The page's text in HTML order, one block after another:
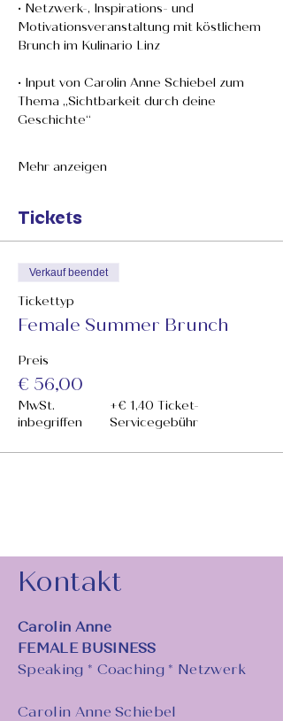
• Netzwerk-, Inspirations- und
Motivationsveranstaltung mit köstlichem
Brunch im Kulinario Linz
• Input von Carolin Anne Schiebel zum
Thema „Sichtbarkeit durch deine
Geschichte“
Mehr anzeigen
Tickets
Verkauf beendet
Tickettyp
Female Summer Brunch
Preis
€ 56,00
MwSt.
inbegriffen
+€ 1,40 Ticket-
Servicegebühr
Kontakt
Carolin Anne
FEMALE BUSINESS
Speaking * Coaching * Netzwerk
Carolin Anne Schiebel